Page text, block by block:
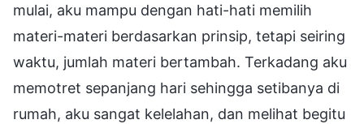
mulai, aku mampu dengan hati-hati memilih
materi-materi berdasarkan prinsip, tetapi seiring
waktu, jumlah materi bertambah. Terkadang aku
memotret sepanjang hari sehingga setibanya di
rumah, aku sangat kelelahan, dan melihat begitu